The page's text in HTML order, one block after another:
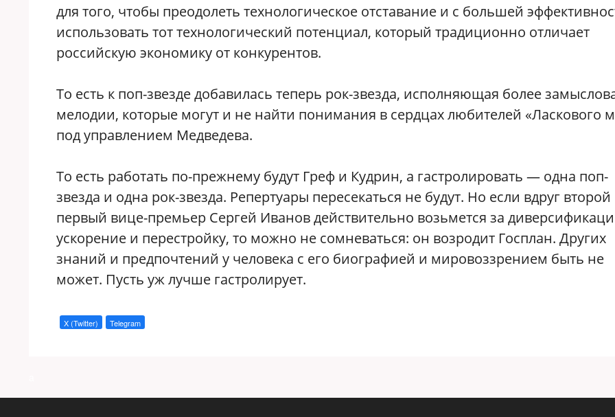
для того, чтобы преодолеть технологическое отставание и с большей
использовать тот технологический потенциал, который традиционно отличает
российскую экономику от конкурентов.
То есть к поп-звезде добавилась теперь рок-звезда, исполняющая более
мелодии, которые могут и не найти понимания в сердцах любителей «Ласкового
под управлением Медведева.
То есть работать по-прежнему будут Греф и Кудрин, а гастролировать — одна поп-
звезда и одна рок-звезда. Репертуары пересекаться не будут. Но если вдруг второй
первый вице-премьер Сергей Иванов действительно возьмется за
ускорение и перестройку, то можно не сомневаться: он возродит Госплан. Других
знаний и предпочтений у человека с его биографией и мировоззрением быть не
может. Пусть уж лучше гастролирует.
X (Twitter) Telegram